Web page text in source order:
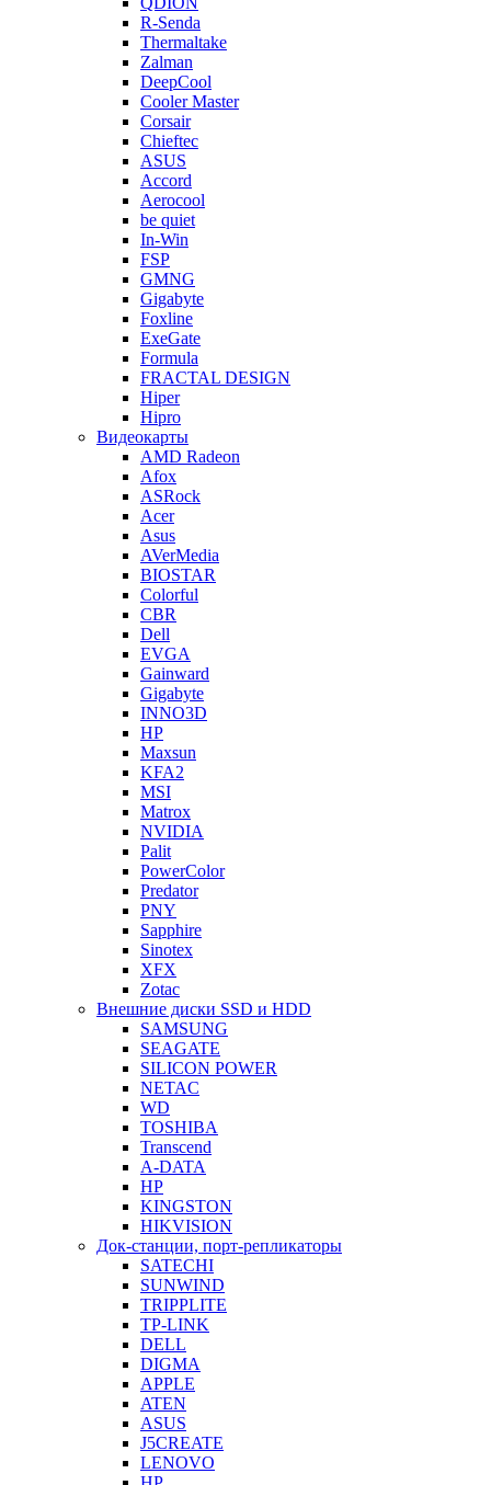
R-Senda
Thermaltake
Zalman
DeepCool
Cooler Master
Corsair
Chieftec
ASUS
Accord
Aerocool
be quiet
In-Win
FSP
GMNG
Gigabyte
Foxline
ExeGate
Formula
FRACTAL DESIGN
Hiper
Hipro
Видеокарты
AMD Radeon
Afox
ASRock
Acer
Asus
AVerMedia
BIOSTAR
Colorful
CBR
Dell
EVGA
Gainward
Gigabyte
INNO3D
HP
Maxsun
KFA2
MSI
Matrox
NVIDIA
Palit
PowerColor
Predator
PNY
Sapphire
Sinotex
XFX
Zotac
Внешние диски SSD и HDD
SAMSUNG
SEAGATE
SILICON POWER
NETAC
WD
TOSHIBA
Transcend
A-DATA
HP
KINGSTON
HIKVISION
Док-станции, порт-репликаторы
SATECHI
SUNWIND
TRIPPLITE
TP-LINK
DELL
DIGMA
APPLE
ATEN
ASUS
J5CREATE
LENOVO